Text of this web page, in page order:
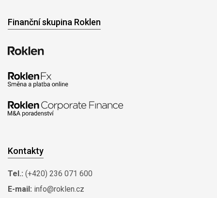
Finanční skupina Roklen
Kontakty
Tel.: (+420) 236 071 600
E-mail: info@roklen.cz